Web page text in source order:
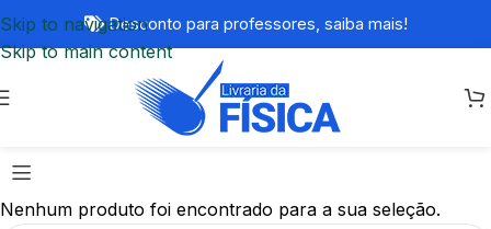
Skip to navigation
Skip to main content
Desconto para professores, saiba mais!
Nenhum produto foi encontrado para a sua seleção.